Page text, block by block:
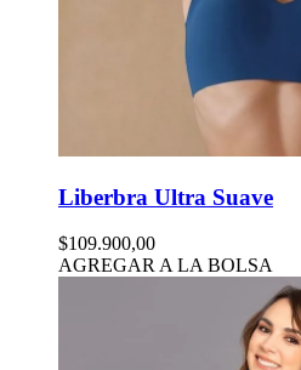
Liberbra Ultra Suave
$109.900,00
AGREGAR A LA BOLSA